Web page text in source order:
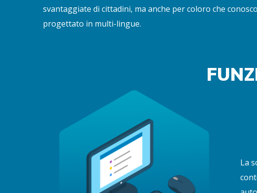
svantaggiate di cittadini, ma anche per coloro che
progettato in multi-lingue.
La